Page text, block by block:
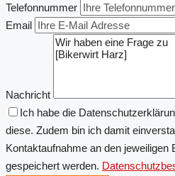
Telefonnummer
Email
Nachricht
Ich habe die
diese. Zudem bin ich damit
Kontaktaufnahme an den jeweiligen
gespeichert werden.